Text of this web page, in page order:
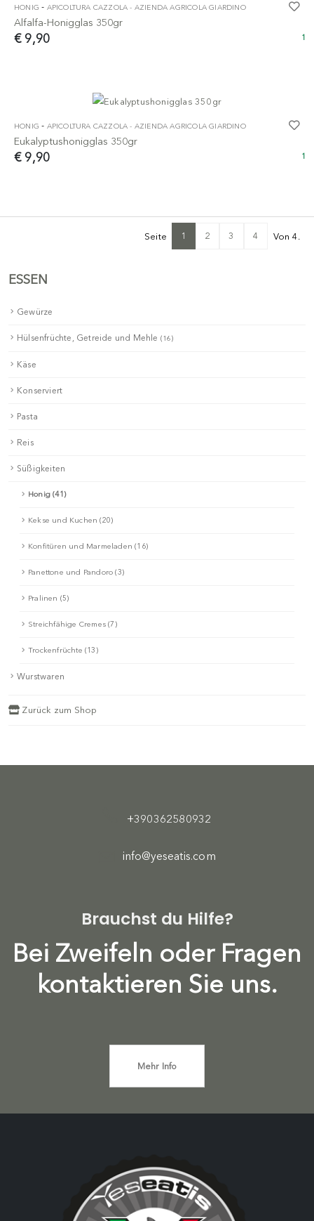
ESSEN
Gewürze
Hülsenfrüchte, Getreide und Mehle (16)
Käse
Konserviert
Pasta
Reis
Süßigkeiten
Honig (41)
Kekse und Kuchen (20)
Konfitüren und Marmeladen (16)
Panettone und Pandoro (3)
Pralinen (5)
Streichfähige Cremes (7)
Trockenfrüchte (13)
Wurstwaren
Zurück zum Shop
HONIG - APICOLTURA CAZZOLA - AZIENDA AGRICOLA GIARDINO
Alfalfa-Honigglas 350gr
€ 9,90 1
HONIG - APICOLTURA CAZZOLA - AZIENDA AGRICOLA GIARDINO
Eukalyptushonigglas 350gr
€ 9,90 1
Seite 1 2 3 4 Von 4.
+390362580932
info@yeseatis.com
Brauchst du Hilfe?
Bei Zweifeln oder Fragen
kontaktieren Sie uns.
Mehr Info